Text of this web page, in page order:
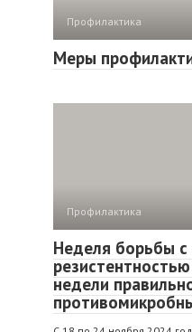
Профилактика
Меры
Профилактика
Неделя борьбы
недели